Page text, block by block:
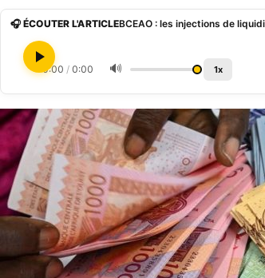
🎧 ÉCOUTER L'ARTICLEBCEAO : les injections de
0:00 / 0:00 🔊 1x